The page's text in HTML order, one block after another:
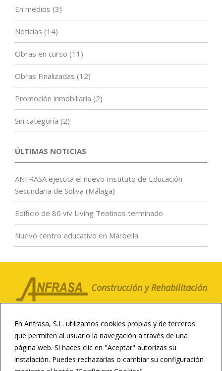
En Anfrasa, S.L. utilizamos cookies propias y de terceros
que permiten al usuario la navegación a través de una
página web. Si haces clic en "Aceptar" autorizas su
instalación. Puedes rechazarlas o cambiar su configuración
En medios (3)
Noticias (14)
Obras en curso (11)
Obras Finalizadas (12)
Promoción inmobiliaria (2)
Sin categoría (2)
ÚLTIMAS NOTICIAS
ANFRASA ejecuta el nuevo Instituto de Educación
Secundaria de Soliva (Málaga)
Edificio de 86 viv Living Teatinos terminado
Nuevo centro educativo en Marbella
Construcción y Rehabilitación
LA COMPAÑÍA CLIENTES
NOTICIAS
CONTACTO
CANAL ÉTICO
CONSTRUCCIÓN DEPORTIVA
REHABILITACIÓN